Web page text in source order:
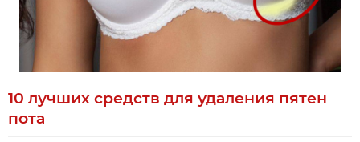
10 лучших средств для удаления пятен
пота